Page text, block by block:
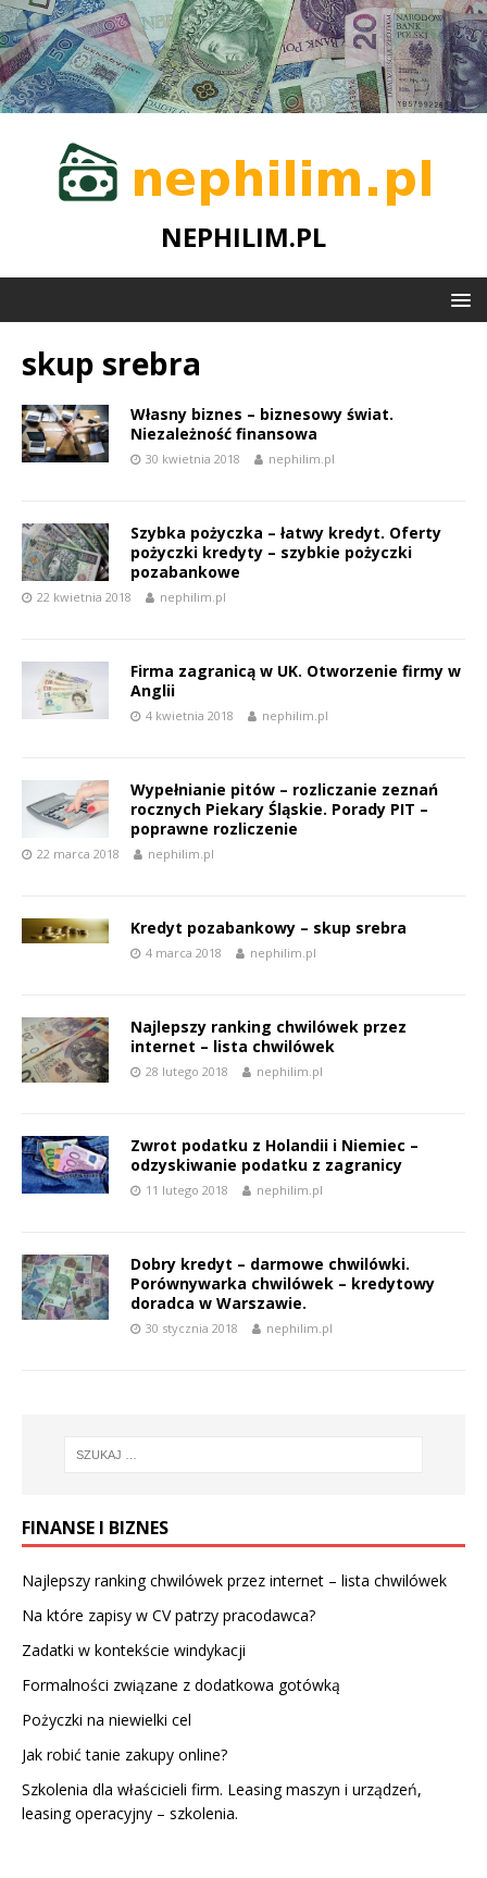
NEPHILIM.PL
skup srebra
Własny biznes – biznesowy świat.
Niezależność finansowa
30 kwietnia 2018 nephilim.pl
Szybka pożyczka – łatwy kredyt. Oferty
pożyczki kredyty – szybkie pożyczki
pozabankowe
22 kwietnia 2018 nephilim.pl
Firma zagranicą w UK. Otworzenie firmy w
Anglii
4 kwietnia 2018 nephilim.pl
Wypełnianie pitów – rozliczanie zeznań
rocznych Piekary Śląskie. Porady PIT –
poprawne rozliczenie
22 marca 2018 nephilim.pl
Kredyt pozabankowy – skup srebra
4 marca 2018 nephilim.pl
Najlepszy ranking chwilówek przez
internet – lista chwilówek
28 lutego 2018 nephilim.pl
Zwrot podatku z Holandii i Niemiec –
odzyskiwanie podatku z zagranicy
11 lutego 2018 nephilim.pl
Dobry kredyt – darmowe chwilówki.
Porównywarka chwilówek – kredytowy
doradca w Warszawie.
30 stycznia 2018 nephilim.pl
FINANSE I BIZNES
Najlepszy ranking chwilówek przez internet – lista chwilówek
Na które zapisy w CV patrzy pracodawca?
Zadatki w kontekście windykacji
Formalności związane z dodatkowa gotówką
Pożyczki na niewielki cel
Jak robić tanie zakupy online?
Szkolenia dla właścicieli firm. Leasing maszyn i urządzeń,
leasing operacyjny – szkolenia.